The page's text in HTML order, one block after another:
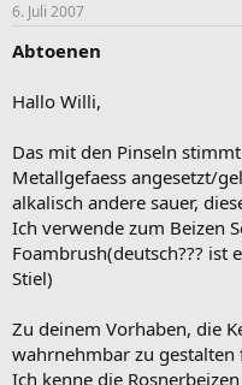
6. Juli 2007
Abtoenen
Hallo Willi,
Das mit den Pinseln
Metallgefaess angesetzt/
alkalisch andere sauer,
Ich verwende zum Beizen
Foambrush(deutsch??? ist
Stiel)
Zu deinem Vorhaben, die
wahrnehmbar zu gestalten
Ich kenne die